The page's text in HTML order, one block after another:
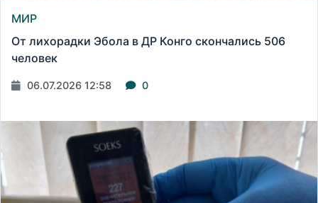
МИР
От лихорадки Эбола в ДР Конго скончались 506
человек
06.07.2026 12:58 0